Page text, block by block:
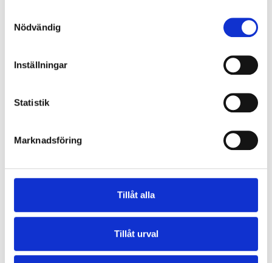
Nödvändig
Inställningar
Statistik
Marknadsföring
Tillåt alla
Tillåt urval